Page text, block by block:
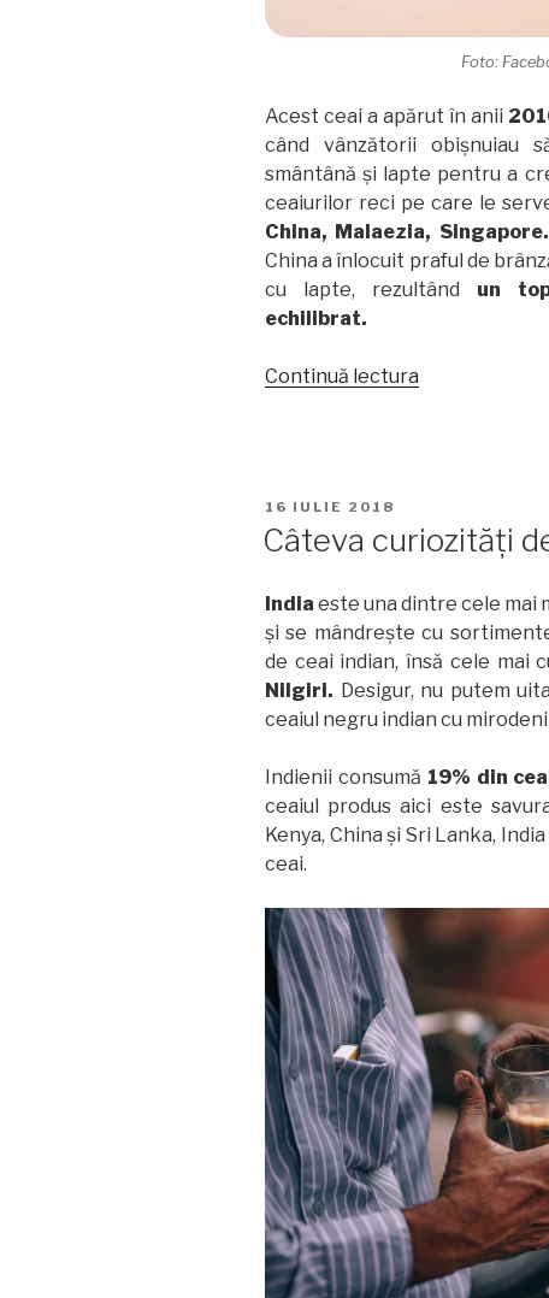
Foto:
Acest ceai a apărut în anii
când vânzătorii obișnuiau
smântână și lapte pentru a
ceaiurilor reci pe care le
China, Malaezia, Singapore.
China a înlocuit praful de
cu lapte, rezultând un
echilibrat.
Continuă lectura
brânză”
PUBLICAT
16 IULIE 2018
Câteva curiozități
India este una dintre cele mai
și se mândrește cu
de ceai indian, însă cele mai
Nilgiri. Desigur, nu putem
ceaiul negru indian cu
Indienii consumă 19% din
ceaiul produs aici este
Kenya, China și Sri Lanka,
ceai.